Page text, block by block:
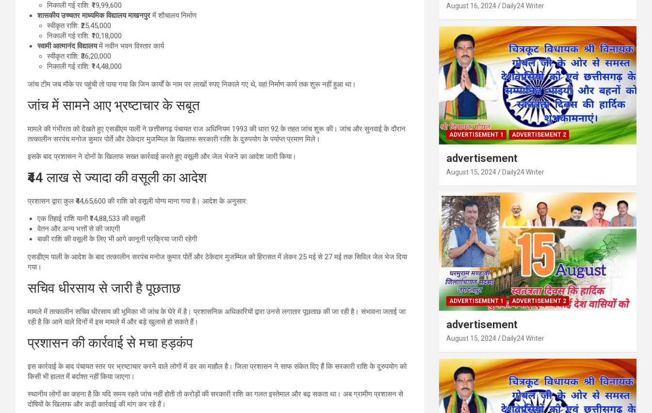
निकाली गई राशि: ₹19,99,600
शासकीय उच्चतर माध्यमिक विद्यालय माखनपुरमें शौचालय निर्माण
स्वीकृत राशि: ₹25,45,000
निकाली गई राशि: ₹10,18,000
स्वामी आत्मानंद विद्यालयमें नवीन भवन विस्तार कार्य
स्वीकृत राशि: ₹36,20,000
निकाली गई राशि: ₹14,48,000
जांच टीम जब मौके पर पहुंची तो पाया गया कि जिन कार्यों के नाम पर लाखों रुपए निकाले गए थे, वहां निर्माण कार्य तक शुरू नहीं हुआ था।
जांच में सामने आए भ्रष्टाचार के सबूत
मामले की गंभीरता को देखते हुए एसडीएम पाली ने छत्तीसगढ़ पंचायत राज अधिनियम 1993 की धारा 92 के तहत जांच शुरू की। जांच और सुनवाई के दौरान
तत्कालीन सरपंच मनोज कुमार पोर्ते और ठेकेदार मुजम्मिल के खिलाफ सरकारी राशि के दुरुपयोग के पर्याप्त प्रमाण मिले।
इसके बाद प्रशासन ने दोनों के खिलाफ सख्त कार्रवाई करते हुए वसूली और जेल भेजने का आदेश जारी किया।
₹44 लाख से ज्यादा की वसूली का आदेश
प्रशासन द्वारा कुल ₹44,65,600 की राशि को वसूली योग्य माना गया है। आदेश के अनुसार:
एक तिहाई राशि यानी ₹14,88,533 की वसूली
वेतन और अन्य भत्तों से की जाएगी
बाकी राशि की वसूली के लिए भी आगे कानूनी प्रक्रिया जारी रहेगी
एसडीएम पाली के आदेश के बाद तत्कालीन सरपंच मनोज कुमार पोर्ते और ठेकेदार मुजम्मिल को हिरासत में लेकर 25 मई से 27 मई तक सिविल जेल भेज दिया
गया।
सचिव धीरसाय से जारी है पूछताछ
मामले में तत्कालीन सचिव धीरसाय की भूमिका भी जांच के घेरे में है। प्रशासनिक अधिकारियों द्वारा उनसे लगातार पूछताछ की जा रही है। संभावना जताई जा
रही है कि आने वाले दिनों में इस मामले में और बड़े खुलासे हो सकते हैं।
प्रशासन की कार्रवाई से मचा हड़कंप
इस कार्रवाई के बाद पंचायत स्तर पर भ्रष्टाचार करने वाले लोगों में डर का माहौल है। जिला प्रशासन ने साफ संकेत दिए हैं कि सरकारी राशि के दुरुपयोग को
किसी भी हालत में बर्दाश्त नहीं किया जाएगा।
स्थानीय लोगों का कहना है कि यदि समय रहते जांच नहीं होती तो करोड़ों की सरकारी राशि का गलत इस्तेमाल और बढ़ सकता था। अब ग्रामीण प्रशासन से
दोषियों के खिलाफ और कड़ी कार्रवाई की मांग कर रहे हैं।
August 16, 2024 Daily24 Writer
ADVERTISEMENT 1 ADVERTISEMENT 2
advertisement
August 15, 2024 Daily24 Writer
ADVERTISEMENT 1 ADVERTISEMENT 2
advertisement
August 15, 2024 Daily24 Writer